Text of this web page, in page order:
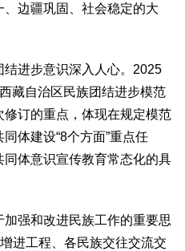
边疆巩固、社会稳定的大
进步意识深入人心。2025
藏自治区民族团结进步模范
订的重点，体现在规定模范
体建设“8个方面”重点任
体意识宣传教育常态化的具
强和改进民族工作的重要思
进工程、各民族交往交流交